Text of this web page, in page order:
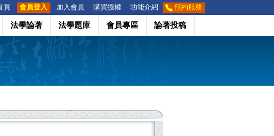
頁 會員登入 加入會員 購買授權 功能介紹 預約服務
法學論著 法學題庫 會員專區 論著投稿